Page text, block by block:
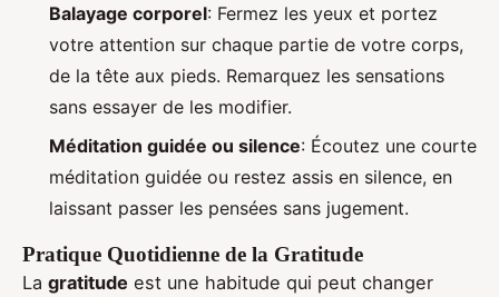
Balayage corporel: Fermez les yeux et portez
votre attention sur chaque partie de votre corps,
de la tête aux pieds. Remarquez les sensations
sans essayer de les modifier.
Méditation guidée ou silence: Écoutez une courte
méditation guidée ou restez assis en silence, en
laissant passer les pensées sans jugement.
Pratique Quotidienne de la Gratitude
La gratitude est une habitude qui peut changer